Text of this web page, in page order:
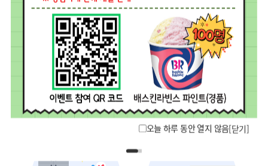
오늘 하루 동안 열지 않음[닫기]
특수학급 지원
#특수학급
원비 부담
#교육과정
#방과후 과정